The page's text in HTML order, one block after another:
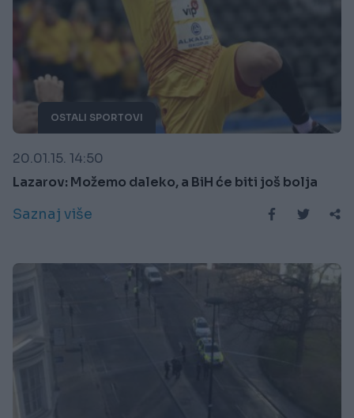
OSTALI SPORTOVI
20.01.15. 14:50
Lazarov: Možemo daleko, a BiH će biti još bolja
Saznaj više